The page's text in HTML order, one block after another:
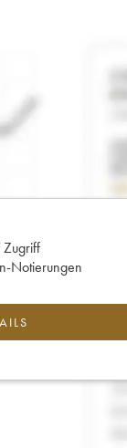
Zugriff
Notierungen